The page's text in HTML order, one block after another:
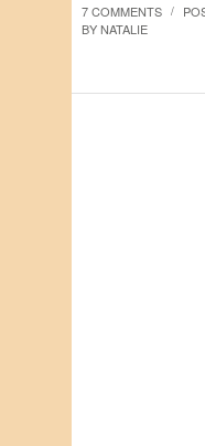
7 COMMENTS /
BYNATALIE